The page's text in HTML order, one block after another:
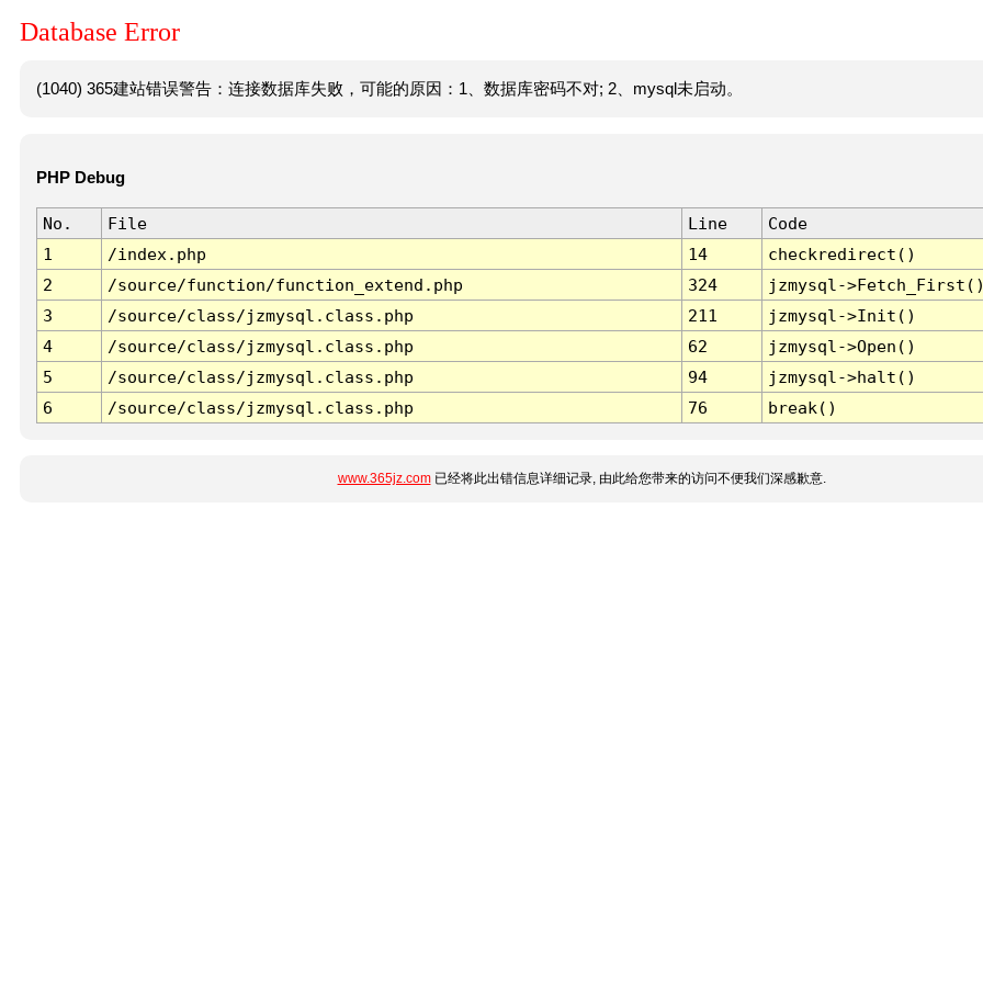
Database Error
(1040) 365建站错误警告：连接数据库失败，可能的原因：1、数据库密码不对; 2、mysql未启动。
PHP Debug
No. File Line
Code
1
/index.php 14
checkredirect()
2
/source/function/function_extend.php 324
jzmysql-
3
/source/class/jzmysql.class.php 211
jzmysql->Init()
4
/source/class/jzmysql.class.php 62
jzmysql->Open()
5
/source/class/jzmysql.class.php 94
jzmysql->halt()
6
/source/class/jzmysql.class.php 76 break()
www.365jz.com已经将此出错信息详细记录, 由此给您带来的访问不便我们深感歉意.